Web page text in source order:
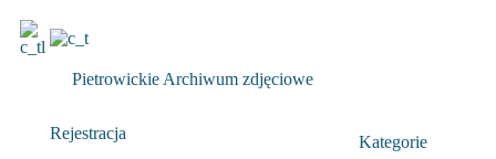
Pietrowickie Archiwum zdjęciowe
Rejestracja
Kategorie